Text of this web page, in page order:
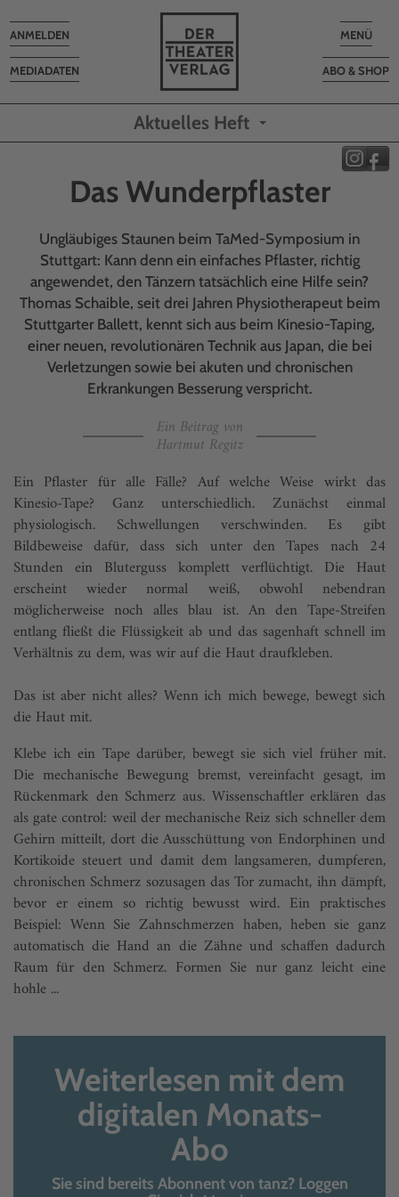
Toggle
MENÜ
ABO & SHOP
MEDIADATEN
Toggle
navigation
ANMELDEN
Aktuelles Heft
Das Wunderpflaster
Ungläubiges Staunen beim TaMed-Symposium in
Stuttgart: Kann denn ein einfaches Pflaster, richtig
angewendet, den Tänzern tatsächlich eine Hilfe sein?
Thomas Schaible, seit drei Jahren Physiotherapeut beim
Stuttgarter Ballett, kennt sich aus beim Kinesio-Taping,
einer neuen, revolutionären Technik aus Japan, die bei
Verletzungen sowie bei akuten und chronischen
Erkrankungen Besserung verspricht.
Ein Beitrag von
Hartmut Regitz
Ein Pflaster für alle Fälle? Auf welche Weise wirkt das
Kinesio-Tape? Ganz unterschiedlich. Zunächst einmal
physiologisch. Schwellungen verschwinden. Es gibt
Bildbeweise dafür, dass sich unter den Tapes nach 24
Stunden ein Bluterguss komplett verflüchtigt. Die Haut
erscheint wieder normal weiß, obwohl nebendran
möglicherweise noch alles blau ist. An den Tape-Streifen
entlang fließt die Flüssigkeit ab und das sagenhaft schnell im
Verhältnis zu dem, was wir auf die Haut draufkleben.
Das ist aber nicht alles? Wenn ich mich bewege, bewegt sich
die Haut mit.
Klebe ich ein Tape darüber, bewegt sie sich viel früher mit.
Die mechanische Bewegung bremst, vereinfacht gesagt, im
Rückenmark den Schmerz aus. Wissenschaftler erklären das
als gate control: weil der mechanische Reiz sich schneller dem
Gehirn mitteilt, dort die Ausschüttung von Endorphinen und
Kortikoide steuert und damit dem langsameren, dumpferen,
chronischen Schmerz sozusagen das Tor zumacht, ihn dämpft,
bevor er einem so richtig bewusst wird. Ein praktisches
Beispiel: Wenn Sie Zahnschmerzen haben, heben sie ganz
automatisch die Hand an die Zähne und schaffen dadurch
Raum für den Schmerz. Formen Sie nur ganz leicht eine
hohle ...
Weiterlesen mit dem
digitalen Monats-
Abo
Sie sind bereits Abonnent von tanz? Loggen